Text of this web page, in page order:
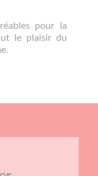
pour la
le plaisir du